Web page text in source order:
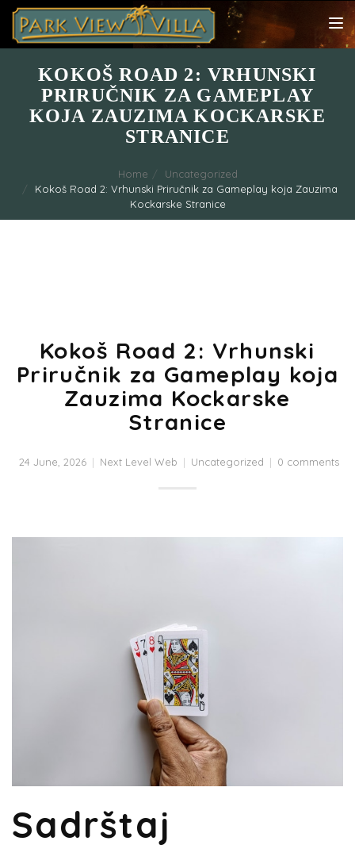
KOKOŠ ROAD 2: VRHUNSKI
PRIRUČNIK ZA GAMEPLAY
KOJA ZAUZIMA KOCKARSKE
STRANICE
Home
Uncategorized
Kokoš Road 2: Vrhunski Priručnik za Gameplay koja Zauzima
Kockarske Stranice
Kokoš Road 2: Vrhunski
Priručnik za Gameplay koja
Zauzima Kockarske
Stranice
24 June, 2026 Next Level Web Uncategorized 0 comments
Sadrštaj